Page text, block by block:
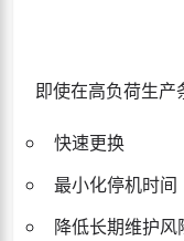
即使在高负荷生产
快速更换
最小化停机时间
降低长期维护风